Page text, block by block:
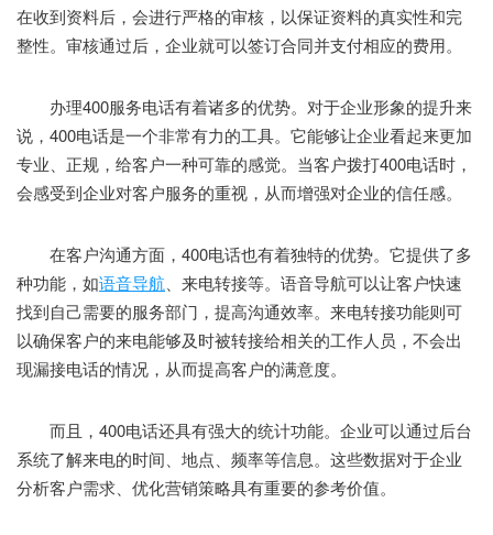
在收到资料后，会进行严格的审核，以保证资料的真实性和完
整性。审核通过后，企业就可以签订合同并支付相应的费用。
办理400服务电话有着诸多的优势。对于企业形象的提升来
说，400电话是一个非常有力的工具。它能够让企业看起来更加
专业、正规，给客户一种可靠的感觉。当客户拨打400电话时，
会感受到企业对客户服务的重视，从而增强对企业的信任感。
在客户沟通方面，400电话也有着独特的优势。它提供了多
种功能，如语音导航 、来电转接等。语音导航可以让客户快速
找到自己需要的服务部门，提高沟通效率。来电转接功能则可
以确保客户的来电能够及时被转接给相关的工作人员，不会出
现漏接电话的情况，从而提高客户的满意度。
而且，400电话还具有强大的统计功能。企业可以通过后台
系统了解来电的时间、地点、频率等信息。这些数据对于企业
分析客户需求、优化营销策略具有重要的参考价值。